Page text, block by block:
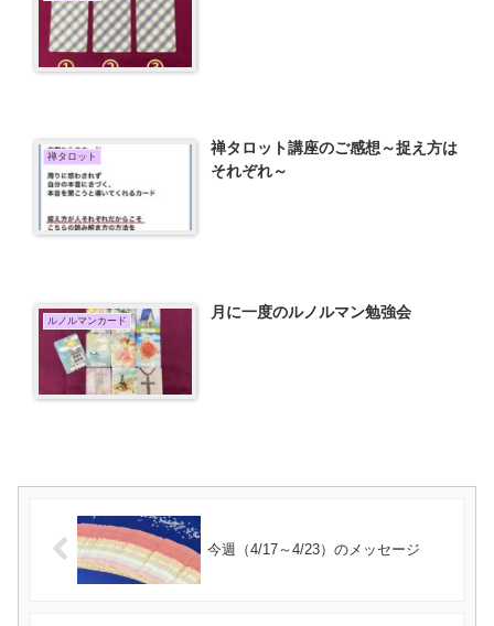
禅タロット
禅タロット講座のご感想～捉え方は
それぞれ～
ルノルマンカード 月に一度のルノルマン勉強会
今週（4/17～4/23）のメッセージ